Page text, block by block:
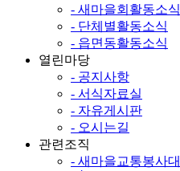
- 새마을회활동소식
- 단체별활동소식
- 읍면동활동소식
열린마당
- 공지사항
- 서식자료실
- 자유게시판
- 오시는길
관련조직
- 새마을교통봉사대